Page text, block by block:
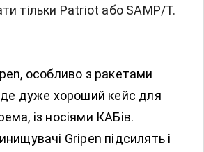
тільки Patriot або SAMP/T.
особливо з ракетами
дуже хороший кейс для
із носіями КАБів.
Gripen підсилять і